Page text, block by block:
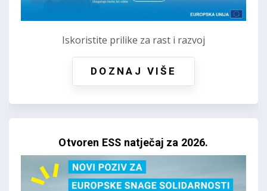
Iskoristite prilike za rast i razvoj
DOZNAJ VIŠE
Otvoren ESS natječaj za 2026.